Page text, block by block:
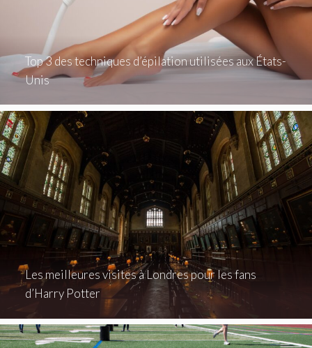
Top 3 des techniques d’épilation utilisées aux États-
Unis
Les meilleures visites à Londres pour les fans
d’Harry Potter